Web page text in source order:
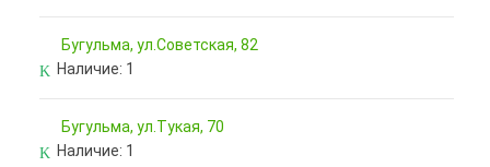
Бугульма, ул.Советская, 82
Наличие: 1
Бугульма, ул.Тукая, 70
Наличие: 1